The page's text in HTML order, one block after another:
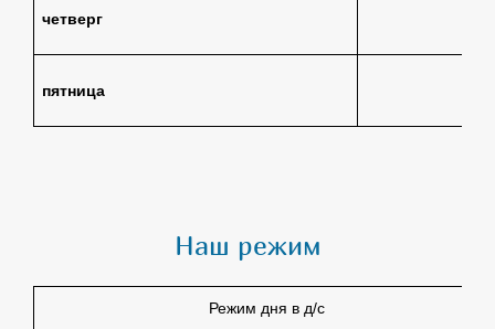
четверг
пятница
Наш режим
Режим дня в д/с